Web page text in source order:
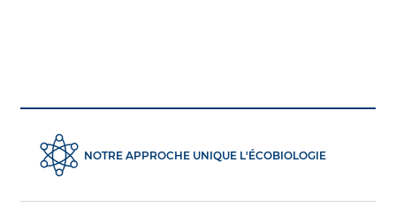
NOTRE APPROCHE UNIQUE L'ÉCOBIOLOGIE